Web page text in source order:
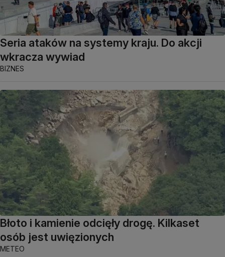
Seria ataków na systemy kraju. Do akcji
wkracza wywiad
BIZNES
Błoto i kamienie odcięły drogę. Kilkaset
osób jest uwięzionych
METEO